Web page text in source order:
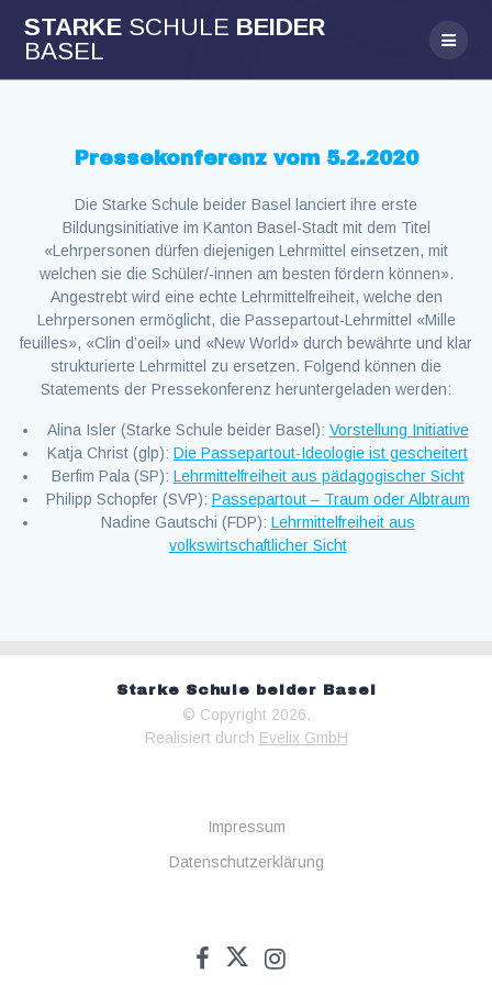
to
STARKE SCHULE BEIDER
BASEL
Pressekonferenz vom 5.2.2020
Die Starke Schule beider Basel lanciert ihre erste
Bildungsinitiative im Kanton Basel-Stadt mit dem Titel
«Lehrpersonen dürfen diejenigen Lehrmittel einsetzen, mit
welchen sie die Schüler/-innen am besten fördern können».
Angestrebt wird eine echte Lehrmittelfreiheit, welche den
Lehrpersonen ermöglicht, die Passepartout-Lehrmittel «Mille
feuilles», «Clin d’oeil» und «New World» durch bewährte und klar
strukturierte Lehrmittel zu ersetzen. Folgend können die
Statements der Pressekonferenz heruntergeladen werden:
Alina Isler (Starke Schule beider Basel): Vorstellung Initiative
Katja Christ (glp): Die Passepartout-Ideologie ist gescheitert
Berfim Pala (SP): Lehrmittelfreiheit aus pädagogischer Sicht
Philipp Schopfer (SVP): Passepartout – Traum oder Albtraum
Nadine Gautschi (FDP): Lehrmittelfreiheit aus
volkswirtschaftlicher Sicht
Starke Schule beider Basel
© Copyright 2026.
Realisiert durch Evelix GmbH
Impressum
Datenschutzerklärung